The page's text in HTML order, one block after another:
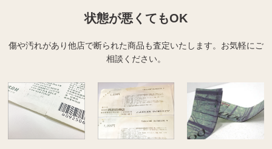
状態が悪くてもOK
傷や汚れがあり他店で断られた商品も査定いたします。 お気軽にご
相談ください。